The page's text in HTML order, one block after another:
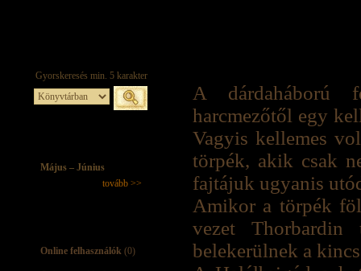
Május – Június
tovább >>
Online felhasználók (0)
A dárdaháború
harcmezőtől egy
Vagyis kellemes
törpék, akik csak
fajtájuk ugyanis
Amikor a törpék
vezet
belekerülnek a